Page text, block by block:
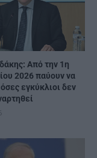
Από την 1η
2026 παύουν να
εγκύκλιοι δεν